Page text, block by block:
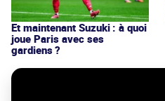
Et maintenant Suzuki : à quoi
joue Paris avec ses
gardiens ?